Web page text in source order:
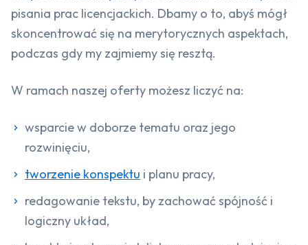
pisania prac licencjackich. Dbamy o to, abyś mógł
skoncentrować się na merytorycznych aspektach,
podczas gdy my zajmiemy się resztą.
W ramach naszej oferty możesz liczyć na:
wsparcie w doborze tematu oraz jego
rozwinięciu,
tworzenie konspektu i planu pracy,
redagowanie tekstu, by zachować spójność i
logiczny układ,